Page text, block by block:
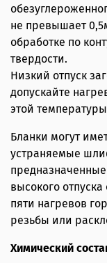
не превышает
обработке по
твердости.
Низкий отпуск
допускайте
этой
Бланки могут
устраняемые
высокого
пяти нагревов
резьбы или
Химический